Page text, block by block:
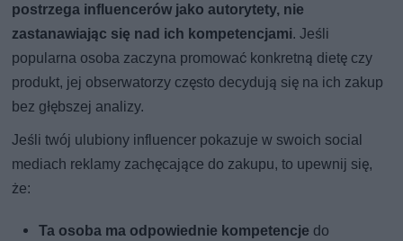
postrzega influencerów jako autorytety, nie
zastanawiając się nad ich kompetencjami. Jeśli
popularna osoba zaczyna promować konkretną dietę czy
produkt, jej obserwatorzy często decydują się na ich zakup
bez głębszej analizy.
Jeśli twój ulubiony influencer pokazuje w swoich social
mediach reklamy zachęcające do zakupu, to upewnij się,
że:
Ta osoba ma odpowiednie kompetencje do